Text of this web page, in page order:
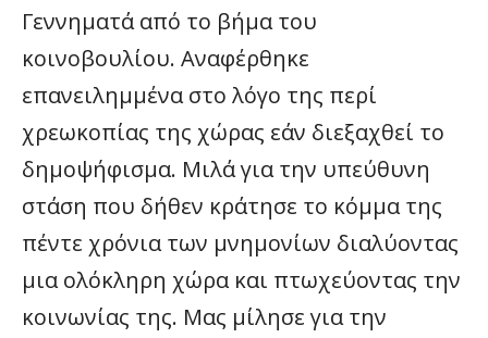
Γεννηματά από το βήμα του
κοινοβουλίου. Αναφέρθηκε
επανειλημμένα στο λόγο της περί
χρεωκοπίας της χώρας εάν διεξαχθεί το
δημοψήφισμα. Μιλά για την υπεύθυνη
στάση που δήθεν κράτησε το κόμμα της
πέντε χρόνια των μνημονίων διαλύοντας
μια ολόκληρη χώρα και πτωχεύοντας την
κοινωνίας της. Μας μίλησε για την